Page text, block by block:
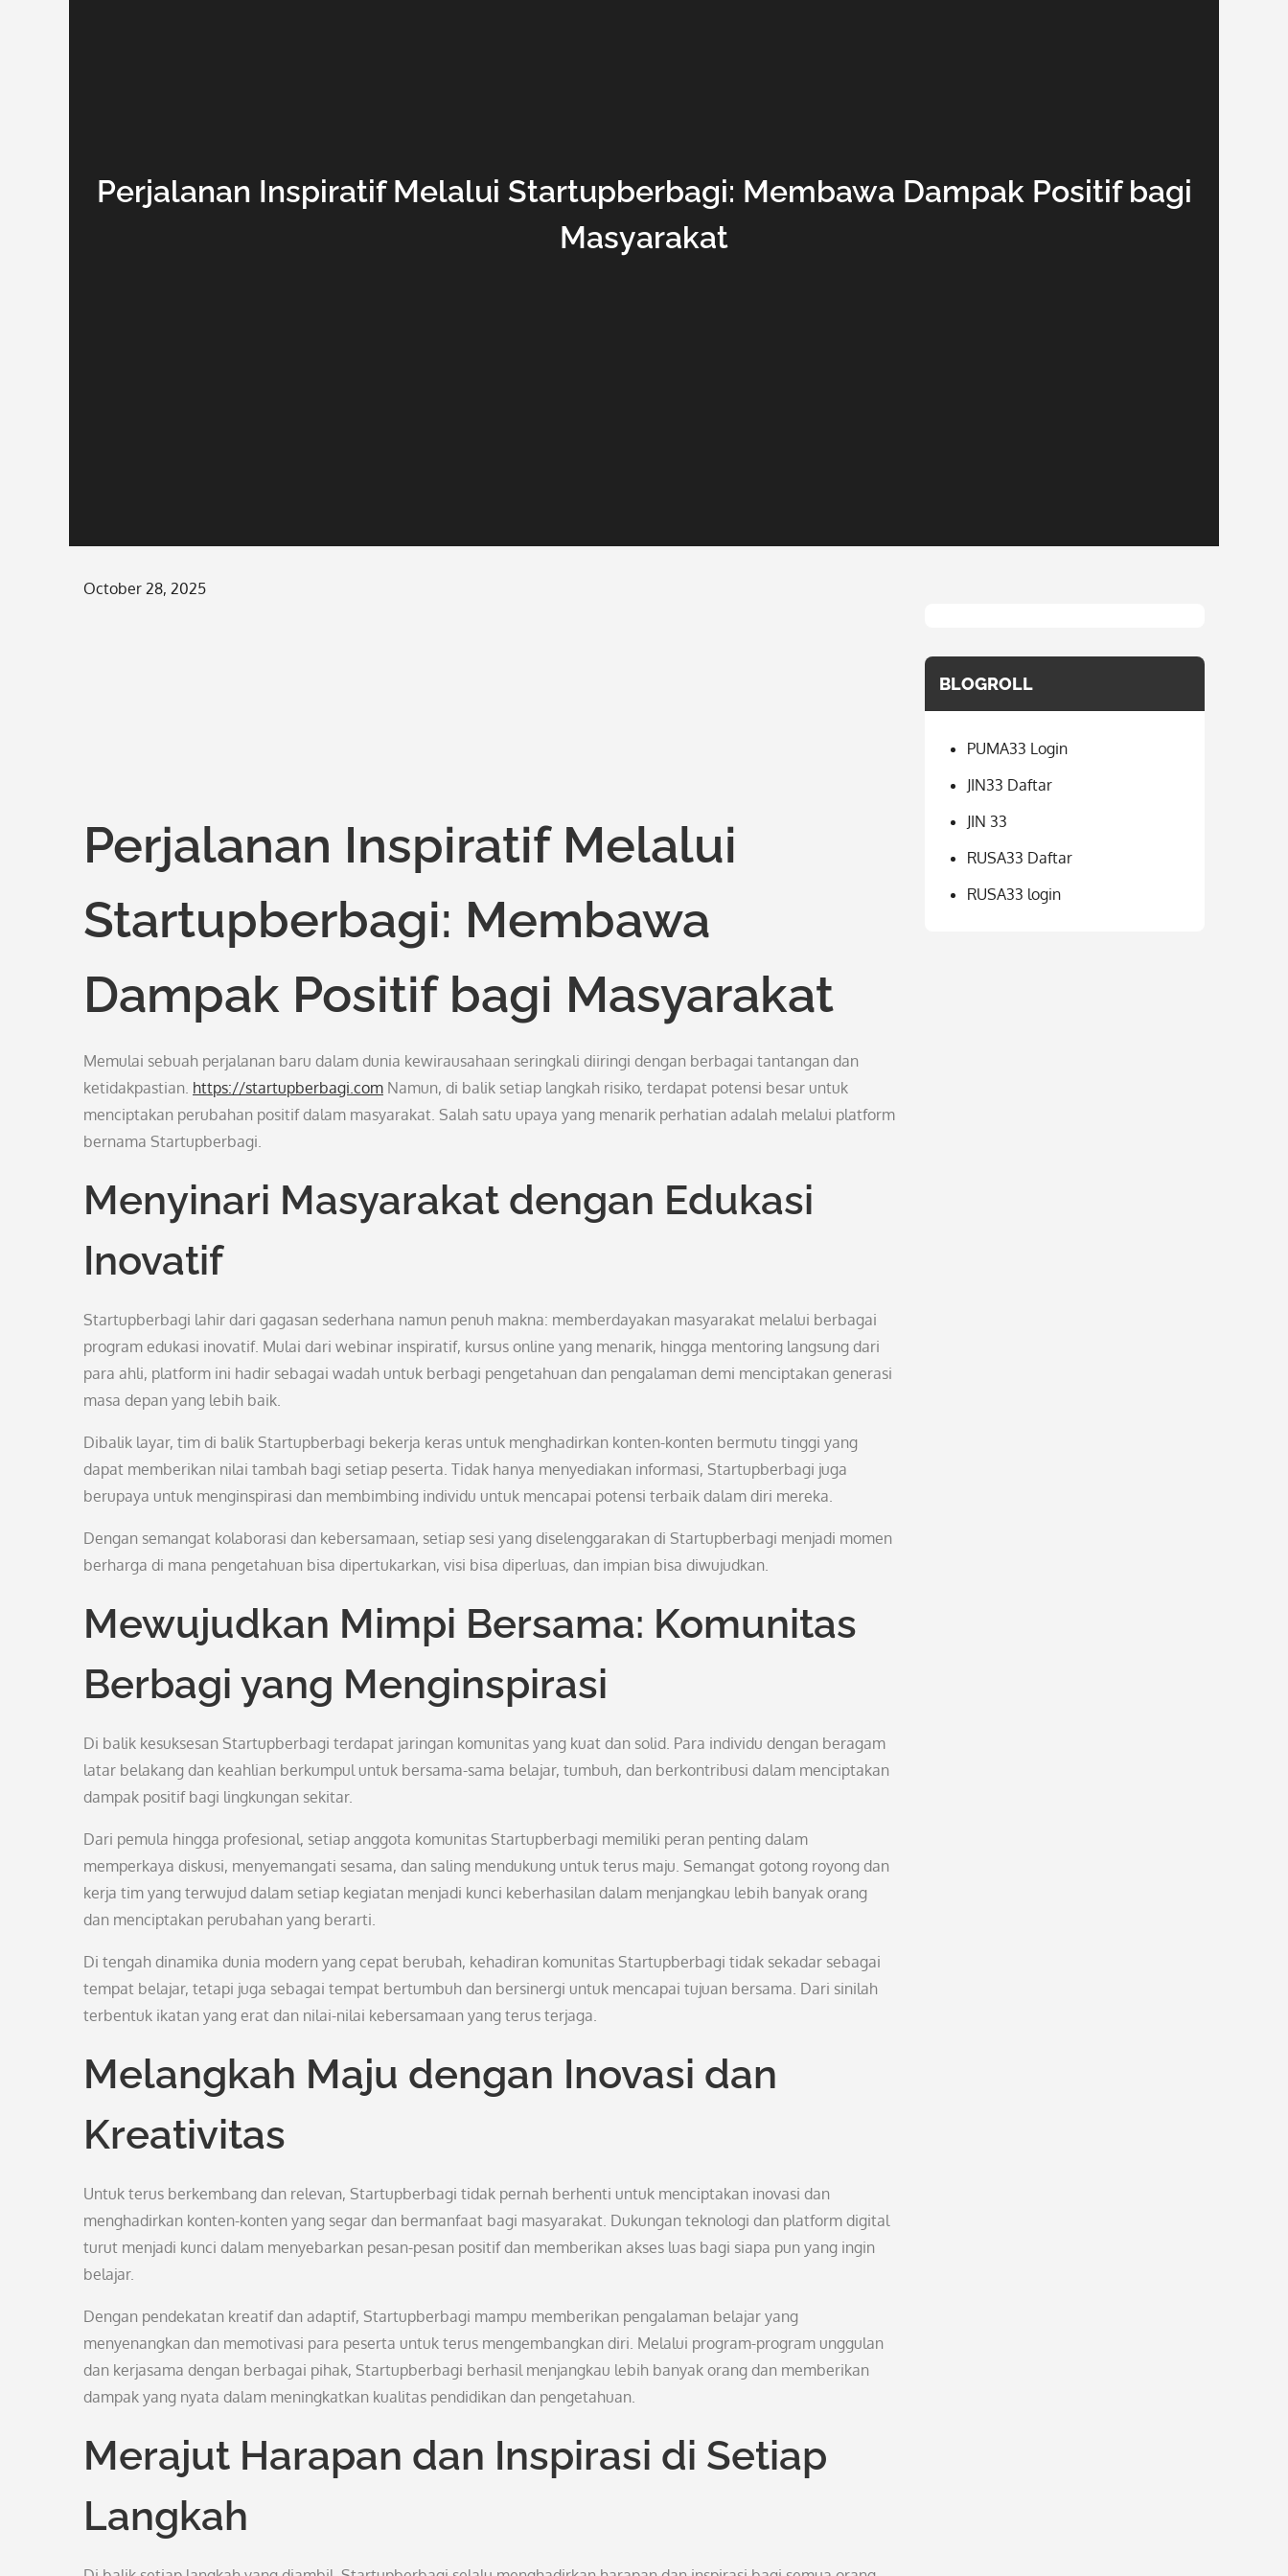
Perjalanan Inspiratif Melalui Startupberbagi: Membawa Dampak Positif bagi
Masyarakat
Posted
October 28, 2025
Perjalanan Inspiratif Melalui
Startupberbagi: Membawa
Dampak Positif bagi Masyarakat
Memulai sebuah perjalanan baru dalam dunia kewirausahaan seringkali diiringi dengan berbagai tantangan dan
ketidakpastian. https://startupberbagi.com Namun, di balik setiap langkah risiko, terdapat potensi besar untuk
menciptakan perubahan positif dalam masyarakat. Salah satu upaya yang menarik perhatian adalah melalui platform
bernama Startupberbagi.
Menyinari Masyarakat dengan Edukasi
Inovatif
Startupberbagi lahir dari gagasan sederhana namun penuh makna: memberdayakan masyarakat melalui berbagai
program edukasi inovatif. Mulai dari webinar inspiratif, kursus online yang menarik, hingga mentoring langsung dari
para ahli, platform ini hadir sebagai wadah untuk berbagi pengetahuan dan pengalaman demi menciptakan generasi
masa depan yang lebih baik.
Dibalik layar, tim di balik Startupberbagi bekerja keras untuk menghadirkan konten-konten bermutu tinggi yang
dapat memberikan nilai tambah bagi setiap peserta. Tidak hanya menyediakan informasi, Startupberbagi juga
berupaya untuk menginspirasi dan membimbing individu untuk mencapai potensi terbaik dalam diri mereka.
Dengan semangat kolaborasi dan kebersamaan, setiap sesi yang diselenggarakan di Startupberbagi menjadi momen
berharga di mana pengetahuan bisa dipertukarkan, visi bisa diperluas, dan impian bisa diwujudkan.
Mewujudkan Mimpi Bersama: Komunitas
Berbagi yang Menginspirasi
Di balik kesuksesan Startupberbagi terdapat jaringan komunitas yang kuat dan solid. Para individu dengan beragam
latar belakang dan keahlian berkumpul untuk bersama-sama belajar, tumbuh, dan berkontribusi dalam menciptakan
dampak positif bagi lingkungan sekitar.
Dari pemula hingga profesional, setiap anggota komunitas Startupberbagi memiliki peran penting dalam
memperkaya diskusi, menyemangati sesama, dan saling mendukung untuk terus maju. Semangat gotong royong dan
kerja tim yang terwujud dalam setiap kegiatan menjadi kunci keberhasilan dalam menjangkau lebih banyak orang
dan menciptakan perubahan yang berarti.
Di tengah dinamika dunia modern yang cepat berubah, kehadiran komunitas Startupberbagi tidak sekadar sebagai
tempat belajar, tetapi juga sebagai tempat bertumbuh dan bersinergi untuk mencapai tujuan bersama. Dari sinilah
terbentuk ikatan yang erat dan nilai-nilai kebersamaan yang terus terjaga.
Melangkah Maju dengan Inovasi dan
Kreativitas
Untuk terus berkembang dan relevan, Startupberbagi tidak pernah berhenti untuk menciptakan inovasi dan
menghadirkan konten-konten yang segar dan bermanfaat bagi masyarakat. Dukungan teknologi dan platform digital
turut menjadi kunci dalam menyebarkan pesan-pesan positif dan memberikan akses luas bagi siapa pun yang ingin
belajar.
Dengan pendekatan kreatif dan adaptif, Startupberbagi mampu memberikan pengalaman belajar yang
menyenangkan dan memotivasi para peserta untuk terus mengembangkan diri. Melalui program-program unggulan
dan kerjasama dengan berbagai pihak, Startupberbagi berhasil menjangkau lebih banyak orang dan memberikan
dampak yang nyata dalam meningkatkan kualitas pendidikan dan pengetahuan.
Merajut Harapan dan Inspirasi di Setiap
Langkah
BLOGROLL
PUMA33 Login
JIN33 Daftar
JIN 33
RUSA33 Daftar
RUSA33 login